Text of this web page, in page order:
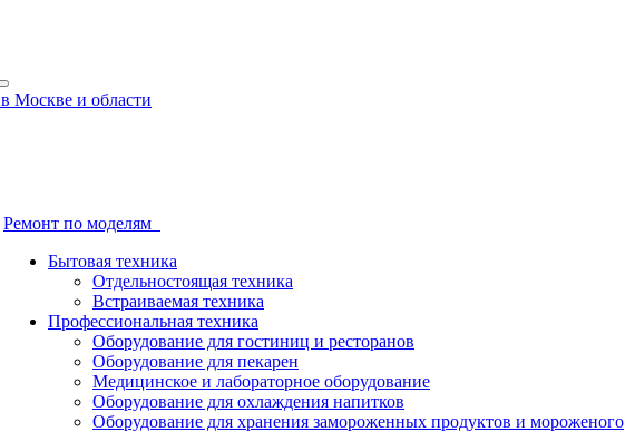
Ремонт по моделям
Бытовая техника
Отдельностоящая техника
Встраиваемая техника
Профессиональная техника
Оборудование для гостиниц и ресторанов
Оборудование для пекарен
Медицинское и лабораторное оборудование
Оборудование для охлаждения напитков
Оборудование для хранения замороженных продуктов и мороженого